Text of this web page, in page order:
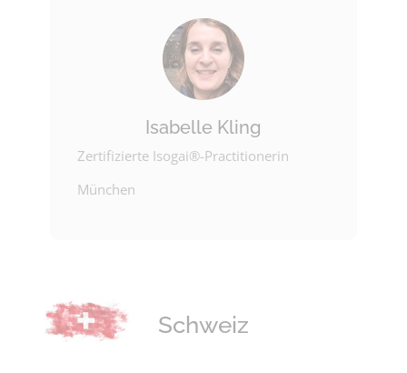
Isabelle Kling
Zertifizierte Isogai®-Practitionerin
München
Schweiz